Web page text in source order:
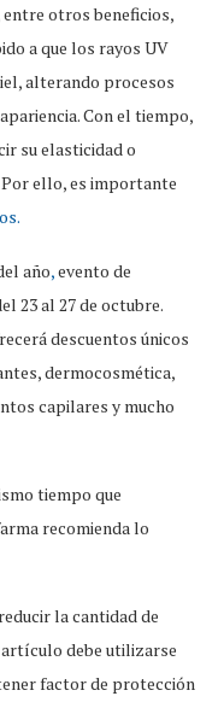
otros beneficios,
a que los rayos UV
alterando procesos
Con el tiempo,
su elasticidad o
ello, es importante
año,evento de
23 al 27 de octubre.
descuentos únicos
dermocosmética,
capilares y mucho
tiempo que
recomienda lo
la cantidad de
debe utilizarse
factor de protección